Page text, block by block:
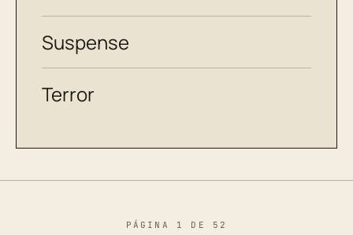
Suspense
Terror
PÁGINA 1 DE 52